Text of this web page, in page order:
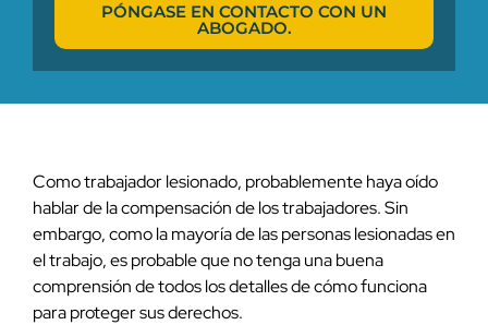
PÓNGASE EN CONTACTO CON UN
ABOGADO.
Como trabajador lesionado, probablemente haya oído
hablar de la compensación de los trabajadores. Sin
embargo, como la mayoría de las personas lesionadas en
el trabajo, es probable que no tenga una buena
comprensión de todos los detalles de cómo funciona
para proteger sus derechos.